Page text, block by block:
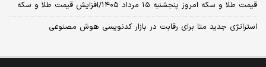
قیمت طلا و سکه امروز پنجشنبه ۱۵ مرداد ۱۴۰۵/افزایش قیمت طلا و سکه
استراتژی جدید متا برای رقابت در بازار کدنویسی هوش مصنوعی